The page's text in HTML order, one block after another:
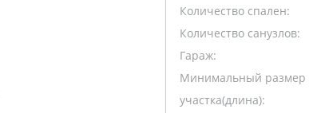
Количество спален:
Количество санузлов:
Гараж:
Минимальный размер
участка(длина):